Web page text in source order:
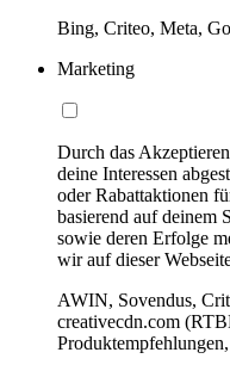
Bing, Criteo, Meta,
Marketing
Durch das
deine Interessen
oder Rabattaktionen
basierend auf deinem
sowie deren Erfolge
wir auf dieser
AWIN, Sovendus,
creativecdn.com